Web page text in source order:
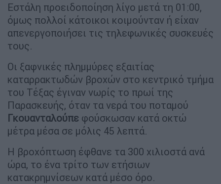
Εστάλη προειδοποίηση λίγο μετά τη 01:00,
όμως πολλοί κάτοικοι κοιμούνταν ή είχαν
απενεργοποιήσει τις τηλεφωνικές συσκευές
τους.
Οι ξαφνικές πλημμύρες εξαιτίας
καταρρακτωδών βροχών στο κεντρικό τμήμα
του Τέξας έγιναν νωρίς το πρωί της
Παρασκευής, όταν τα νερά του ποταμού
Γκουανταλούπε φούσκωσαν κατά οκτώ
μέτρα μέσα σε μόλις 45 λεπτά.
Η βροχόπτωση έφθανε τα 300 χιλιοστά ανά
ώρα, το ένα τρίτο των ετήσιων
κατακρημνίσεων κατά μέσο όρο.